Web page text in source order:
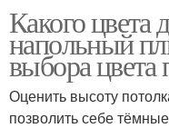
Какого цвета
напольный
выбора цвета
Оценить высоту
позволить себе